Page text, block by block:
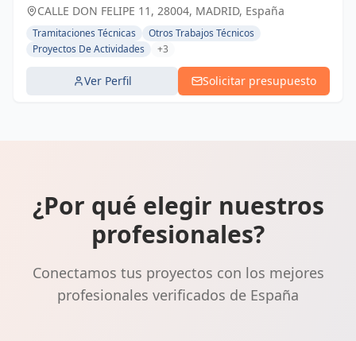
técnicos en Madrid. Cumplimos tus
CALLE DON FELIPE 11, 28004, MADRID, España
Tramitaciones Técnicas
Otros Trabajos Técnicos
Proyectos De Actividades
+3
Ver Perfil Solicitar presupuesto
¿Por qué elegir nuestros
profesionales?
Conectamos tus proyectos con los mejores
profesionales verificados de España